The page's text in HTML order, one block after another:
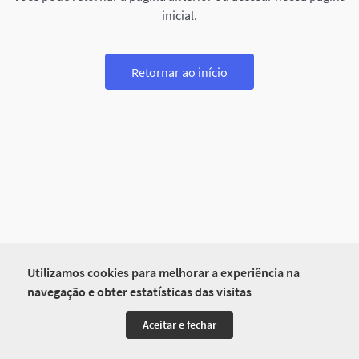
Utilizamos cookies para melhorar a experiência na
navegação e obter estatísticas das visitas
Aceitar e fechar
inicial.
Retornar ao início